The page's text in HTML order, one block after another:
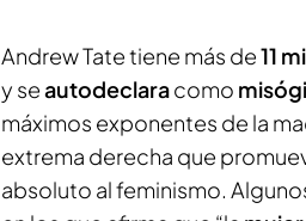
Andrew Tate tiene más de11
y seautodeclaracomo
máximos exponentes de la
extrema derecha que
absoluto al feminismo.